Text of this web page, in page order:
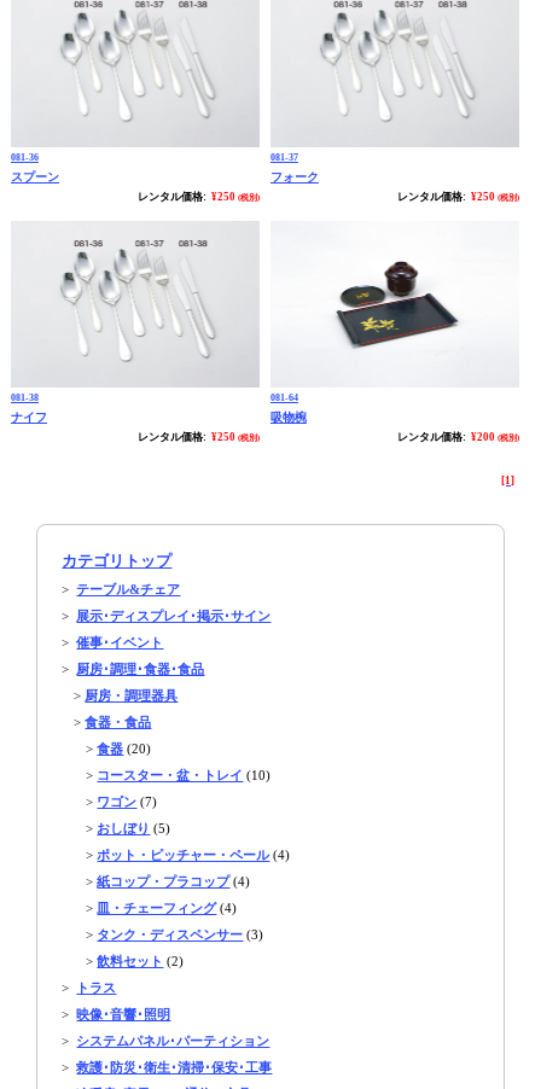
081-36
スプーン
レンタル価格:¥250 (税別)
081-37
フォーク
レンタル価格:¥250 (税別)
081-38
ナイフ
レンタル価格:¥250 (税別)
081-64
吸物椀
レンタル価格:¥200 (税別)
[1]
カテゴリトップ
>テーブル&チェア
> 展示･ディスプレイ･掲示･サイン
>催事･イベント
> 厨房･調理･食器･食品
> 厨房・調理器具
>食器・食品
>食器 (20)
> コースター・盆・トレイ (10)
> ワゴン (7)
> おしぼり (5)
> ポット・ピッチャー・ペール(4)
>紙コップ・プラコップ(4)
> 皿・チェーフィング(4)
> タンク・ディスペンサー (3)
>飲料セット (2)
>
トラス
>映像･音響･照明
> システムパネル･パーティション
>救護･防災･衛生･清掃･保安･工事